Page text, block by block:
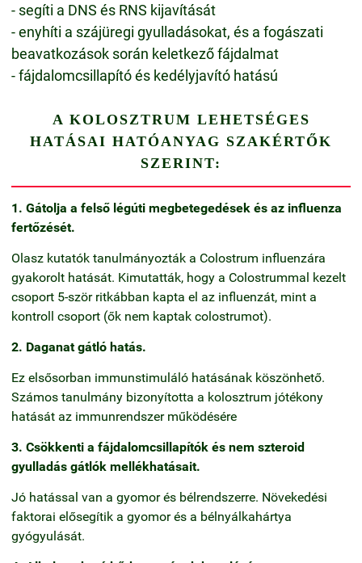
- segíti a DNS és RNS kijavítását
- enyhíti a szájüregi gyulladásokat, és a fogászati
beavatkozások során keletkező fájdalmat
- fájdalomcsillapító és kedélyjavító hatású
A KOLOSZTRUM LEHETSÉGES
HATÁSAI HATÓANYAG SZAKÉRTŐK
SZERINT:
1. Gátolja a felső légúti megbetegedések és az influenza
fertőzését.
Olasz kutatók tanulmányozták a Colostrum influenzára
gyakorolt hatását. Kimutatták, hogy a Colostrummal kezelt
csoport 5-ször ritkábban kapta el az influenzát, mint a
kontroll csoport (ők nem kaptak colostrumot).
2. Daganat gátló hatás.
Ez elsősorban immunstimuláló hatásának köszönhető.
Számos tanulmány bizonyította a kolosztrum jótékony
hatását az immunrendszer működésére
3. Csökkenti a fájdalomcsillapítók és nem szteroid
gyulladás gátlók mellékhatásait.
Jó hatással van a gyomor és bélrendszerre. Növekedési
faktorai elősegítik a gyomor és a bélnyálkahártya
gyógyulását.